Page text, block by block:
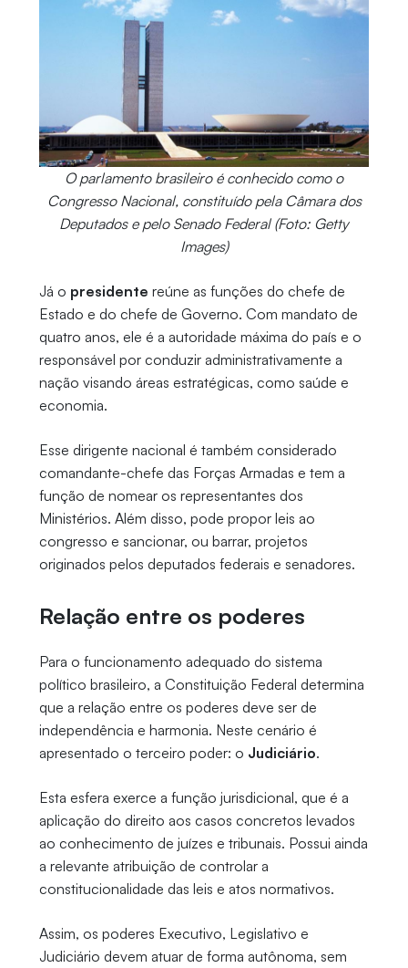
O parlamento brasileiro é conhecido como o
Congresso Nacional, constituído pela Câmara dos
Deputados e pelo Senado Federal (Foto: Getty
Images)
Já o presidente reúne as funções do chefe de
Estado e do chefe de Governo. Com mandato de
quatro anos, ele é a autoridade máxima do país e o
responsável por conduzir administrativamente a
nação visando áreas estratégicas, como saúde e
economia.
Esse dirigente nacional é também considerado
comandante-chefe das Forças Armadas e tem a
função de nomear os representantes dos
Ministérios. Além disso, pode propor leis ao
congresso e sancionar, ou barrar, projetos
originados pelos deputados federais e senadores.
Relação entre os poderes
Para o funcionamento adequado do sistema
político brasileiro, a Constituição Federal determina
que a relação entre os poderes deve ser de
independência e harmonia. Neste cenário é
apresentado o terceiro poder: o Judiciário.
Esta esfera exerce a função jurisdicional, que é a
aplicação do direito aos casos concretos levados
ao conhecimento de juízes e tribunais. Possui ainda
a relevante atribuição de controlar a
constitucionalidade das leis e atos normativos.
Assim, os poderes Executivo, Legislativo e
Judiciário devem atuar de forma autônoma, sem